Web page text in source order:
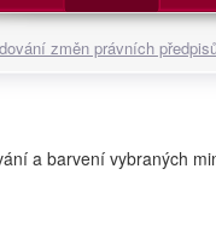
změn právních
a barvení vybraných